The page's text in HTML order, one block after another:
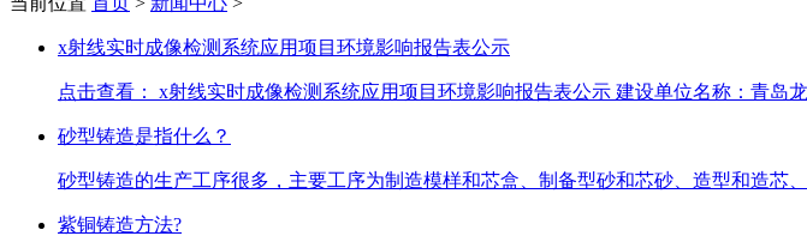
x射线实时成像检测系统应用项目环境影响报告表公示
点击查看： x射线实时成像检测系统应用项目环境影响报告表公示 建设单位名称：青岛
砂型铸造是指什么？
砂型铸造的生产工序很多，主要工序为制造模样和芯盒、制备型砂和芯砂、造型和造芯
紫铜铸造方法?